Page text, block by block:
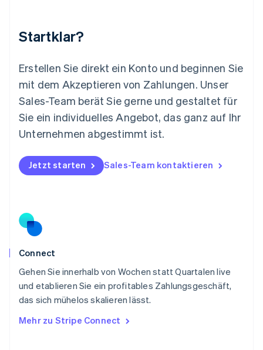
Startklar?
Erstellen Sie direkt ein Konto und beginnen Sie
mit dem Akzeptieren von Zahlungen. Unser
Sales-Team berät Sie gerne und gestaltet für
Sie ein individuelles Angebot, das ganz auf Ihr
Unternehmen abgestimmt ist.
Jetzt starten Sales-Team kontaktieren
Connect
Gehen Sie innerhalb von Wochen statt Quartalen live
und etablieren Sie ein profitables Zahlungsgeschäft,
das sich mühelos skalieren lässt.
Mehr zu Stripe Connect
Mexiko
English
Niederlande
Nederlands English
Norwegen
English
Österreich
Polen
English
Portugal
Schweden
Svenska
Schweiz
Singapur
English简体中文
Slowakei
Slowenien